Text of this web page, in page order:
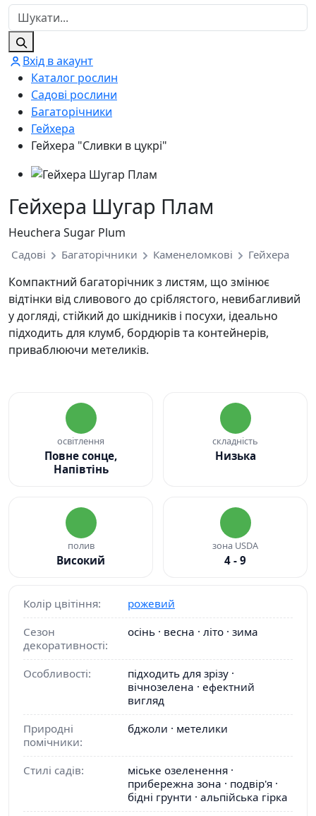
Вхід в акаунт
Каталог рослин
Садові рослини
Багаторічники
Гейхера
Гейхера "Сливки в цукрі"
Гейхера Шугар Плам
Heuchera Sugar Plum
Садові Багаторічники Каменеломкові Гейхера
Компактний багаторічник з листям, що змінює
відтінки від сливового до сріблястого, невибагливий
у догляді, стійкий до шкідників і посухи, ідеально
підходить для клумб, бордюрів та контейнерів,
приваблюючи метеликів.
освітлення
Повне сонце,
Напівтінь
складність
Низька
полив
Високий
зона USDA
4 - 9
Колір цвітіння:
рожевий
Сезон
декоративності:
осінь · весна · літо · зима
Особливості:
підходить для зрізу ·
вічнозелена · ефектний
вигляд
Природні
помічники:
бджоли · метелики
Стилі садів:
міське озеленення ·
прибережна зона · подвір'я ·
бідні грунти · альпійська гірка